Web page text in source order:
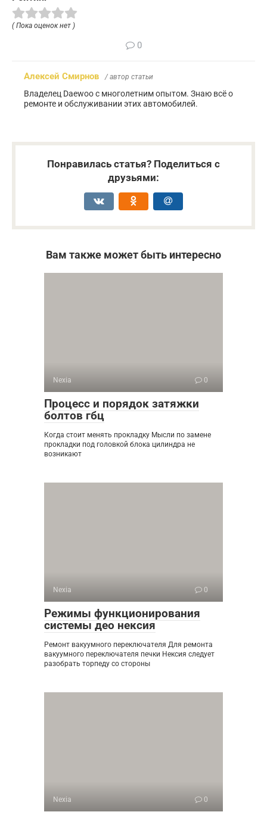
( Пока оценок нет )
0
Алексей Смирнов / автор статьи
Владелец Daewoo с многолетним опытом. Знаю всё о
ремонте и обслуживании этих автомобилей.
Понравилась статья? Поделиться с
друзьями:
Вам также может быть интересно
Nexia 0
Процесс и порядок затяжки
болтов гбц
Когда стоит менять прокладку Мысли по замене
прокладки под головкой блока цилиндра не
возникают
Nexia 0
Режимы функционирования
системы део нексия
Ремонт вакуумного переключателя Для ремонта
вакуумного переключателя печки Нексия следует
разобрать торпеду со стороны
Nexia 0